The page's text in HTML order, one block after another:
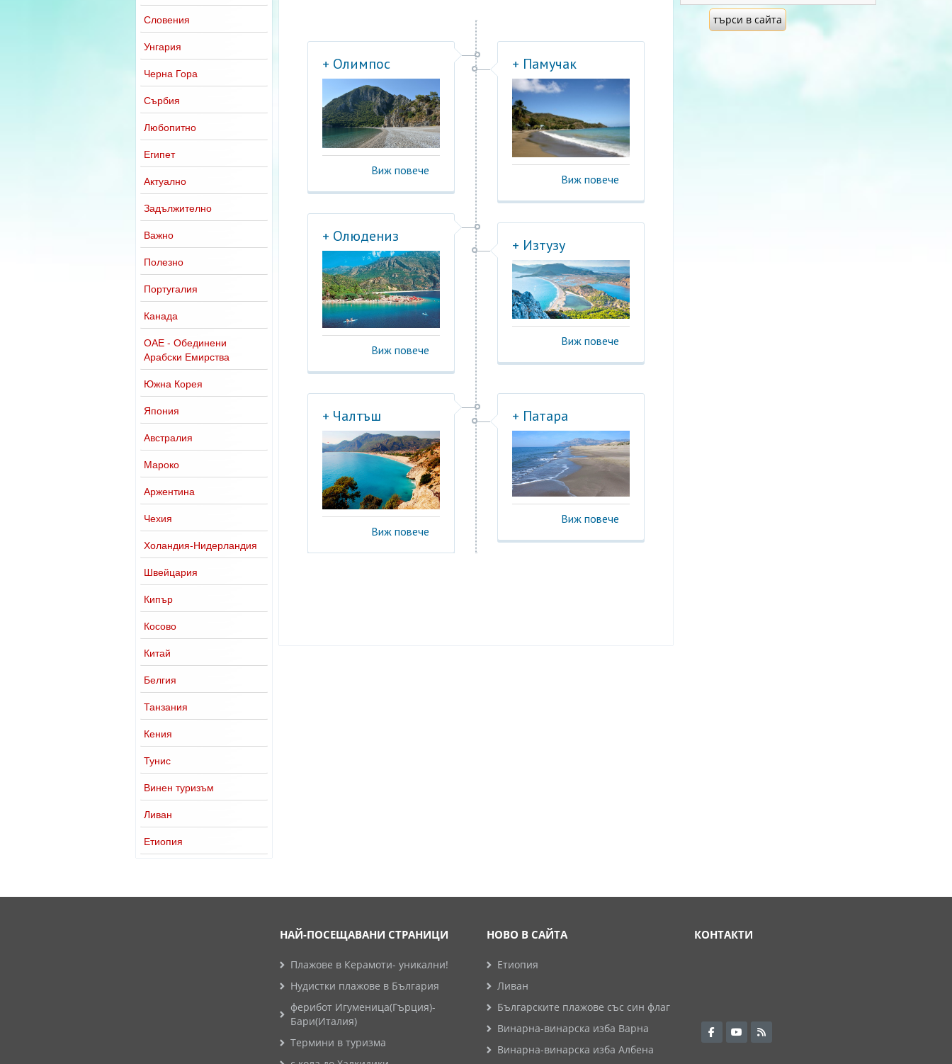
Словения
Унгария
Черна Гора
Сърбия
Любопитно
Египет
Актуално
Задължително
Важно
Полезно
Португалия
Канада
ОАЕ - Обединени
Арабски Емирства
Южна Корея
Япония
Австралия
Мароко
Аржентина
Чехия
Холандия-Нидерландия
Швейцария
Кипър
Косово
Китай
Белгия
Танзания
Кения
Тунис
Винен туризъм
Ливан
Етиопия
+ Олимпос
Виж повече
+ Памучак
Виж повече
+ Олюдениз
Виж повече
+ Изтузу
Виж повече
+ Чалтъш
Виж повече
+ Патара
Виж повече
НАЙ-ПОСЕЩАВАНИ СТРАНИЦИ
Плажове в Керамоти- уникални!
Нудистки плажове в България
ферибот Игуменица(Гърция)-
Бари(Италия)
Термини в туризма
НОВО В САЙТА
Етиопия
Ливан
Българските плажове със син флаг
Винарна-винарска изба Варна
Винарна-винарска изба Албена
КОНТАКТИ